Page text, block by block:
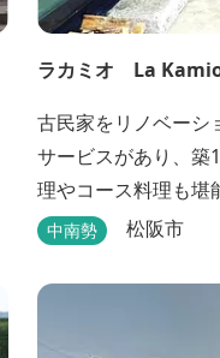
ラカミオ La
古民家をリノベーシ
サービスがあり、築
理やコース料理も堪
中南勢 松阪市